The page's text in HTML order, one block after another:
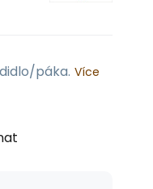
páka. Více